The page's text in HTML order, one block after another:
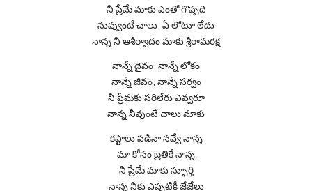
నీ ప్రేమే మాకు ఎంతో గొప్పది
నువ్వుంటే చాలు, ఏ లోటూ లేదు
నాన్న నీ ఆశీర్వాదం మాకు శ్రీరామరక్ష
నాన్నే దైవం, నాన్నే లోకం
నాన్నే జీవం, నాన్నే సర్వం
నీ ప్రేమకు సరిలేరు ఎవ్వరూ
నాన్న నీవుంటే చాలు మాకు
కష్టాలు పడినా నవ్వే నాన్న
మా కోసం బ్రతికే నాన్న
నీ ప్రేమే మాకు స్ఫూర్తి
నాన్న నీకు ఎప్పటికీ జేజేలు